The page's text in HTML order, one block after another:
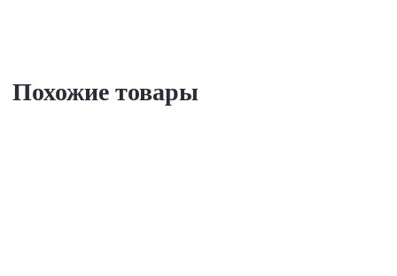
Похожие товары